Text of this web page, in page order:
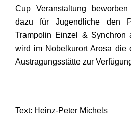
Cup Veranstaltung
dazu für Jugendliche den
Trampolin Einzel & Synchron
wird im Nobelkurort Arosa die
Austragungsstätte zur
Text: Heinz-Peter Michels